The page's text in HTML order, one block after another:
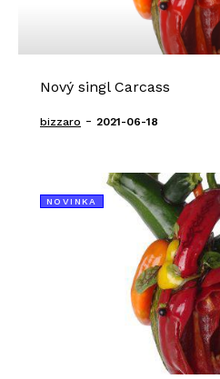
Nový singl Carcass
bizzaro - 2021-06-18
NOVINKA